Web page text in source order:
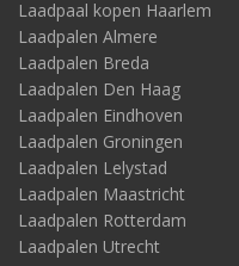
Laadpaal kopen Haarlem
Laadpalen Almere
Laadpalen Breda
Laadpalen Den Haag
Laadpalen Eindhoven
Laadpalen Groningen
Laadpalen Lelystad
Laadpalen Maastricht
Laadpalen Rotterdam
Laadpalen Utrecht